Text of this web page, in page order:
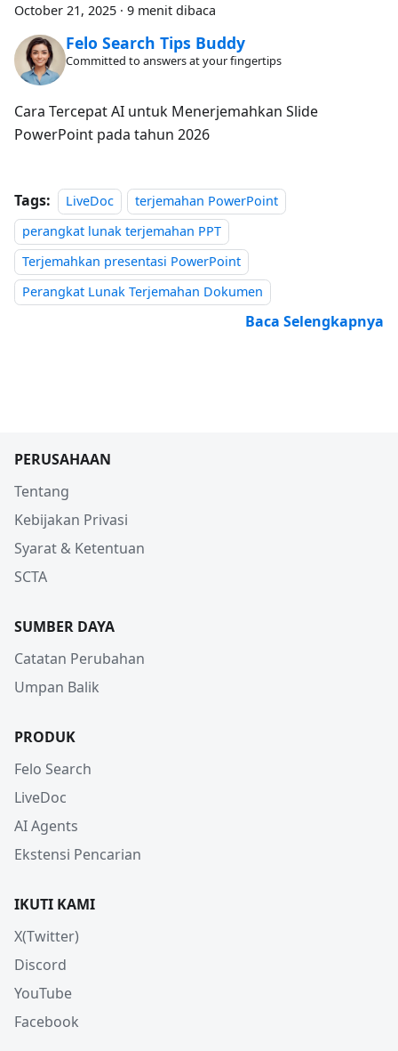
October 21, 2025 · 9 menit dibaca
Felo Search Tips Buddy
Committed to answers at your fingertips
Cara Tercepat AI untuk Menerjemahkan Slide
PowerPoint pada tahun 2026
Tags: LiveDoc
terjemahan PowerPoint
perangkat lunak terjemahan PPT
Terjemahkan presentasi PowerPoint
Perangkat Lunak Terjemahan Dokumen
Baca Selengkapnya
PERUSAHAAN
Tentang
Kebijakan Privasi
Syarat & Ketentuan
SCTA
SUMBER DAYA
Catatan Perubahan
Umpan Balik
PRODUK
Felo Search
LiveDoc
AI Agents
Ekstensi Pencarian
IKUTI KAMI
X(Twitter)
Discord
YouTube
Facebook